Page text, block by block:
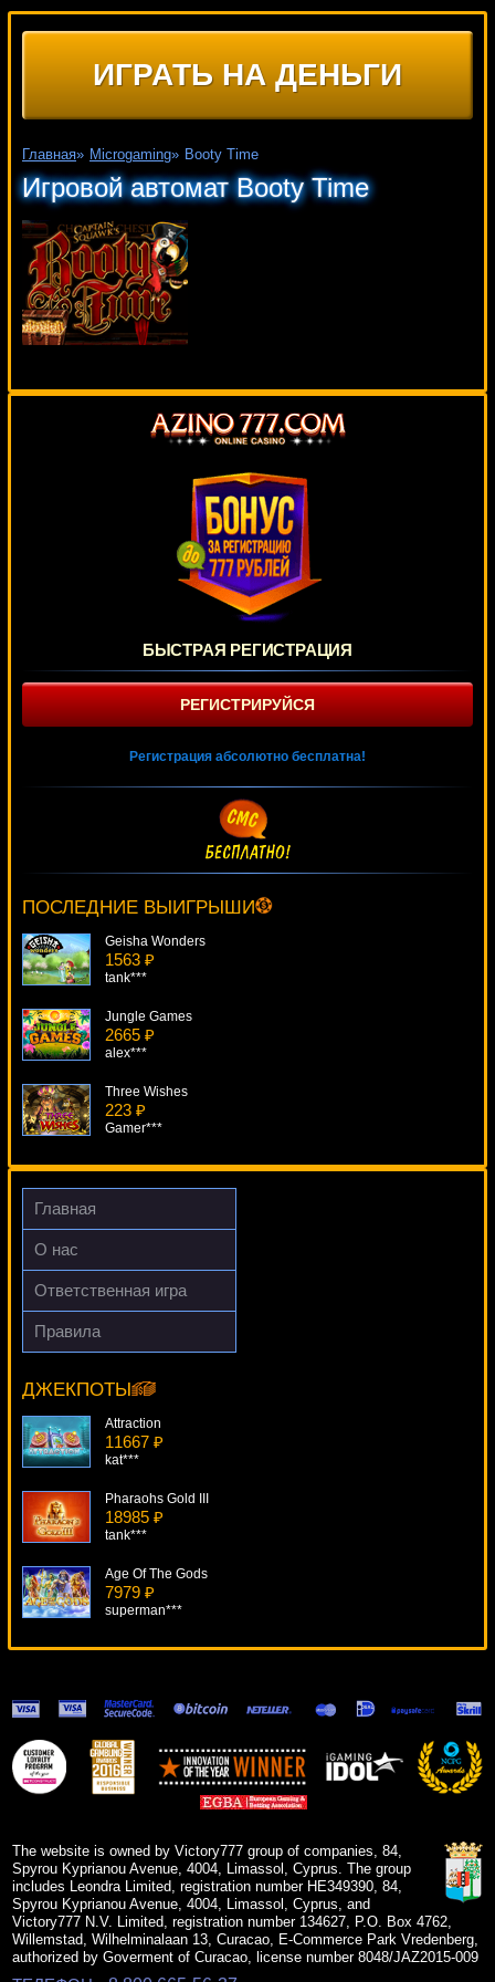
ИГРАТЬ НА ДЕНЬГИ
Главная» Microgaming» Booty Time
Игровой автомат Booty Time
БЫСТРАЯ РЕГИСТРАЦИЯ
РЕГИСТРИРУЙСЯ
Регистрация абсолютно бесплатна!
ПОСЛЕДНИЕ ВЫИГРЫШИ
Panamer***
Geisha Wonders
1563 ₽
tank***
Jungle Games
2665 ₽
alex***
Three Wishes
223 ₽
Gamer***
Wolverine
1536 ₽
Panamer***
Главная
О нас
Ответственная игра
Правила
ДЖЕКПОТЫ
Twin Spin
Panamer***
Attraction
11667 ₽
kat***
Pharaohs Gold III
18985 ₽
tank***
Age Of The Gods
7979 ₽
superman***
Piggy Fortunes
15432 ₽
superman***
Loaded
The website is owned by Victory777 group of companies, 84,
Spyrou Kyprianou Avenue, 4004, Limassol, Cyprus. The group
includes Leondra Limited, registration number HE349390, 84,
Spyrou Kyprianou Avenue, 4004, Limassol, Cyprus, and
Victory777 N.V. Limited, registration number 134627, P.O. Box 4762,
Willemstad, Wilhelminalaan 13, Curacao, E-Commerce Park Vredenberg,
authorized by Goverment of Curacao, license number 8048/JAZ2015-009